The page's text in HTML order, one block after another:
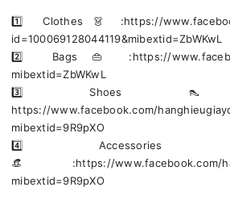
1️⃣ Clothes 👗 :https://
id=100069128044119&mibextid=ZbWKwL
2️⃣ Bags 👜 :https://
mibextid=ZbWKwL
3️⃣
https://www.facebook.com/
mibextid=9R9pXO
4️⃣
👒:https://www.facebook.com/
mibextid=9R9pXO